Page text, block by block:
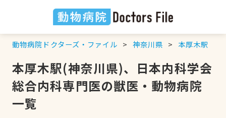
動物病院ドクターズ・ファイル 神奈川県 本厚木駅
本厚木駅(神奈川県)、日本内科学会
総合内科専門医の獣医・動物病院
一覧